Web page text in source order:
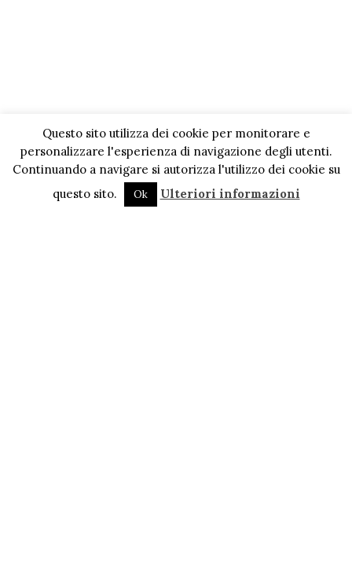
Questo sito utilizza dei cookie per monitorare e
personalizzare l'esperienza di navigazione degli utenti.
Continuando a navigare si autorizza l'utilizzo dei cookie su
questo sito.
Ok Ulteriori informazioni